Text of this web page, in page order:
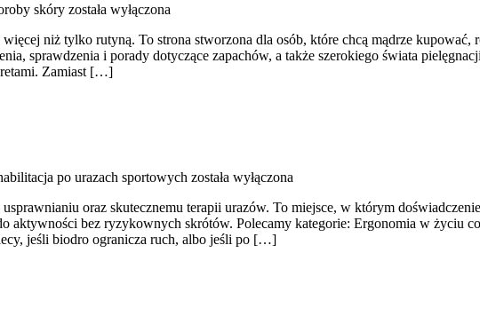
skóry została wyłączona
niż tylko rutyną. To strona stworzona dla osób, które chcą mądrze
sprawdzenia i porady dotyczące zapachów, a także szerokiego świata
Zamiast […]
po urazach sportowych została wyłączona
oraz skutecznemu terapii urazów. To miejsce, w którym
aktywności bez ryzykownych skrótów. Polecamy kategorie: Ergonomia w życiu
jeśli biodro ogranicza ruch, albo jeśli po […]